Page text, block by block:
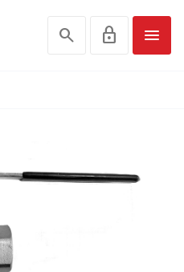
search lock menu